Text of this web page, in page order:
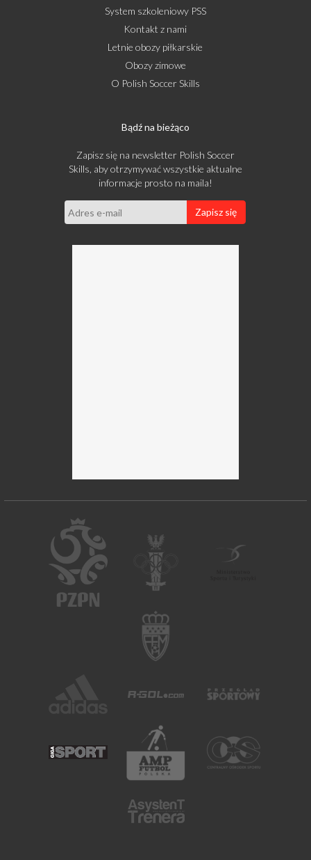
System szkoleniowy PSS
Kontakt z nami
Letnie obozy piłkarskie
Obozy zimowe
O Polish Soccer Skills
Bądź na bieżąco
Zapisz się na newsletter Polish Soccer
Skills, aby otrzymywać wszystkie aktualne
informacje prosto na maila!
Zapisz się